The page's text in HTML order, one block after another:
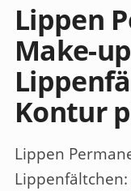
Lippen
Make-
Kontur
Lippen